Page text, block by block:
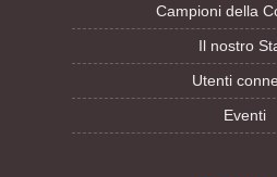
Campioni della
Il nostro
Utenti
Eventi